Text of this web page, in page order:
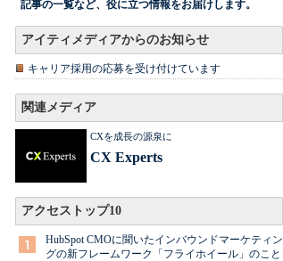
記事の一覧など、役に立つ情報をお届けします。
アイティメディアからのお知らせ
キャリア採用の応募を受け付けています
関連メディア
CXを成長の源泉に
CX Experts
アクセストップ10
HubSpot CMOに聞いたインバウンドマーケティン
グの新フレームワーク「フライホイール」のこと